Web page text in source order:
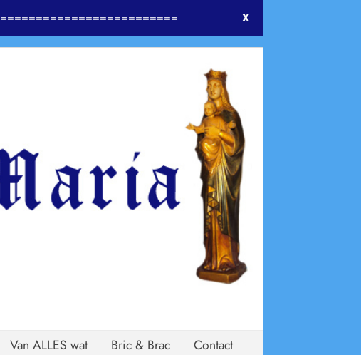
========================= X
Van ALLES wat Bric & Brac Contact